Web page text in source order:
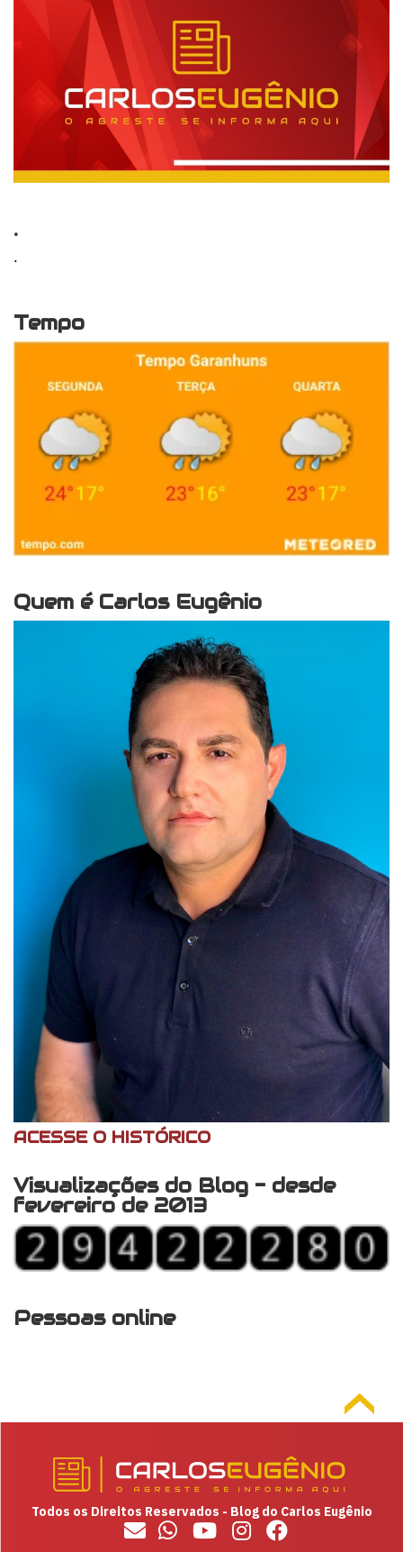
.
.
Tempo
Quem é Carlos Eugênio
ACESSE O HISTÓRICO
Visualizações do Blog - desde
fevereiro de 2013
Pessoas online
Todos os Direitos Reservados - Blog do Carlos Eugênio